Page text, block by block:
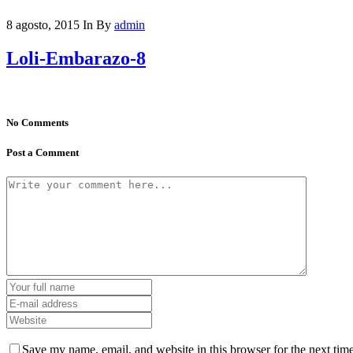
8 agosto, 2015 In By admin
Loli-Embarazo-8
No Comments
Post a Comment
Save my name, email, and website in this browser for the next